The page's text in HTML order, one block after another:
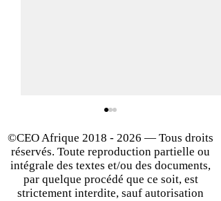
©CEO Afrique 2018 - 2026 — Tous droits
réservés. Toute reproduction partielle ou
intégrale des textes et/ou des documents,
par quelque procédé que ce soit, est
strictement interdite, sauf autorisation